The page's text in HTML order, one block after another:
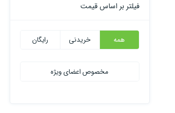
فیلتر بر اساس قیمت
همه خریدنی رایگان
مخصوص اعضای ویژه